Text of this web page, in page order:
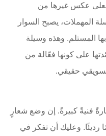
عكس غيرها من
المهملات، يصبح السوار
المستلم. وهذه وسيلة
على كونها فعّالة من
حقيقي.
فنيةً كبيرةً. إن وضع شعارٍ
وعليك أن تفكر في